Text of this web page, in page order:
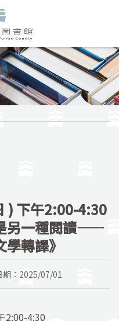
) 下午2:00-4:30
另一種閱讀——
轉譯》
期： 2025/07/01
2:00-4:30